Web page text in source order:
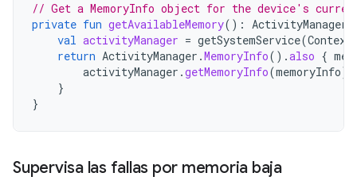
// Get a MemoryInfo object for the device's
private fun getAvailableMemory(): ActivityManager
val activityManager = getSystemService(Context
return ActivityManager .MemoryInfo().also {
activityManager .getMemoryInfo(memoryInfo)
}
}
Supervisa las fallas por memoria baja